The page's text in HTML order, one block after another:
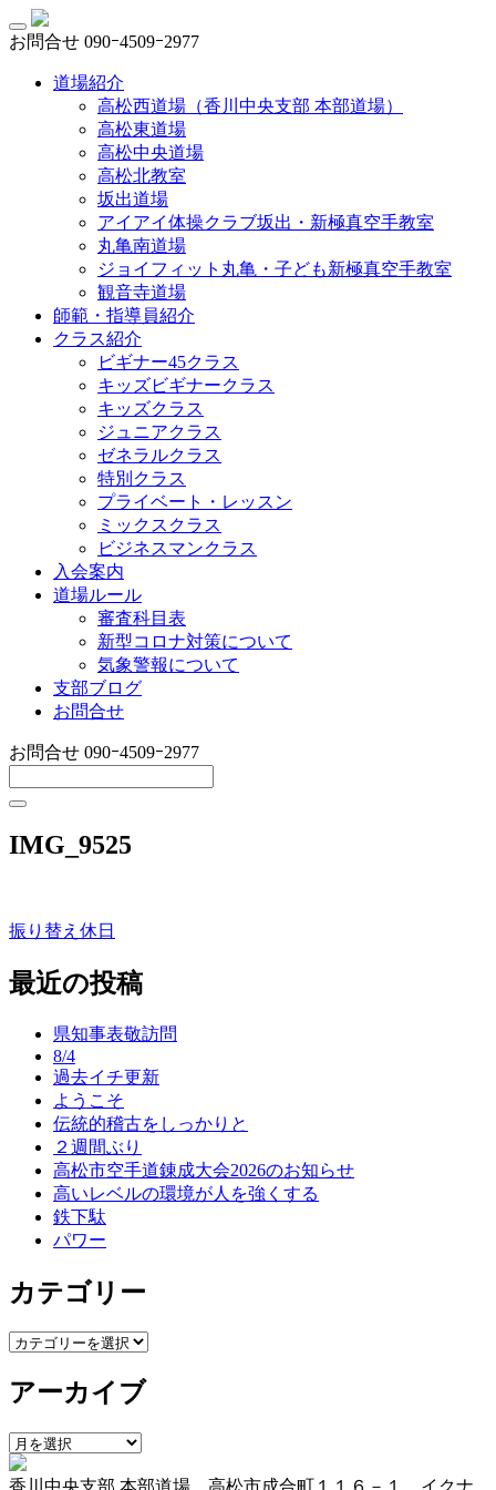
お問合せ 090ｰ4509ｰ2977
道場紹介
高松西道場（香川中央支部 本部道場）
高松東道場
高松中央道場
高松北教室
坂出道場
アイアイ体操クラブ坂出・新極真空手教室
丸亀南道場
ジョイフィット丸亀・子ども新極真空手教室
観音寺道場
師範・指導員紹介
クラス紹介
ビギナー45クラス
キッズビギナークラス
キッズクラス
ジュニアクラス
ゼネラルクラス
特別クラス
プライベート・レッスン
ミックスクラス
ビジネスマンクラス
入会案内
道場ルール
審査科目表
新型コロナ対策について
気象警報について
支部ブログ
お問合せ
お問合せ 090ｰ4509ｰ2977
IMG_9525
投
稿
振り替え休日
最近の投稿
県知事表敬訪問
8/4
過去イチ更新
ようこそ
伝統的稽古をしっかりと
２週間ぶり
高松市空手道錬成大会2026のお知らせ
高いレベルの環境が人を強くする
鉄下駄
パワー
カテゴリー
カ
ゴ
ー
アーカイブ
ア
ー